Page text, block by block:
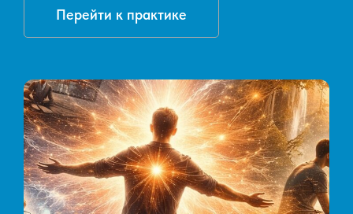
Перейти к практике